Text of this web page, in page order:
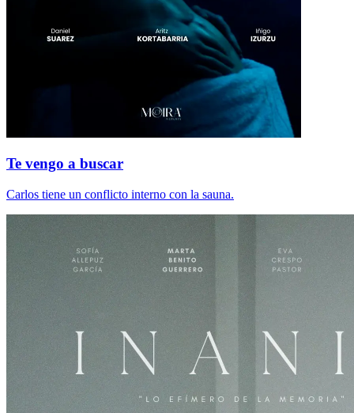
Te vengo a buscar
Carlos tiene un conflicto interno con la sauna.